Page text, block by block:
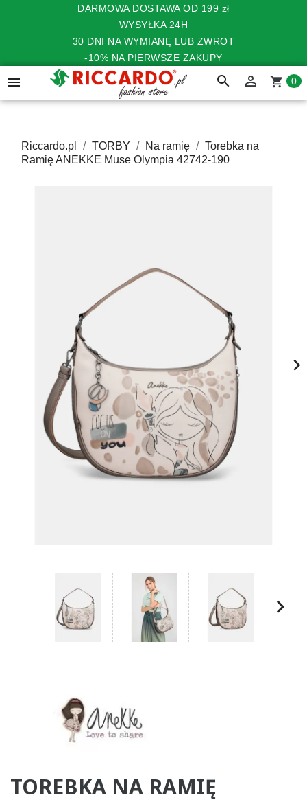
DARMOWA DOSTAWA OD 199 zł
WYSYŁKA 24H
30 DNI NA WYMIANĘ LUB ZWROT
-10% NA PIERWSZE ZAKUPY
 search  shopping_cart 0
Riccardo.pl TORBY Na ramię
Torebka na
Ramię ANEKKE Muse Olympia 42742-190

TOREBKA NA RAMIĘ